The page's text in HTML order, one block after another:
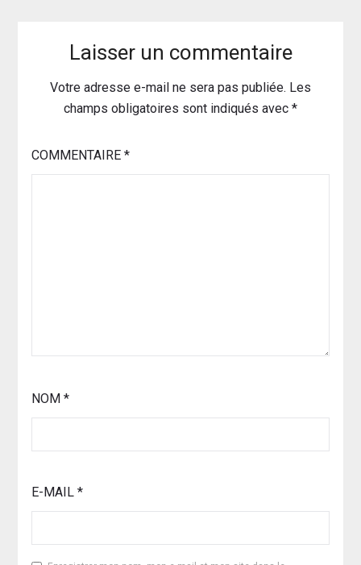
Laisser un commentaire
Votre adresse e-mail ne sera pas publiée. Les
champs obligatoires sont indiqués avec *
COMMENTAIRE *
NOM *
E-MAIL *